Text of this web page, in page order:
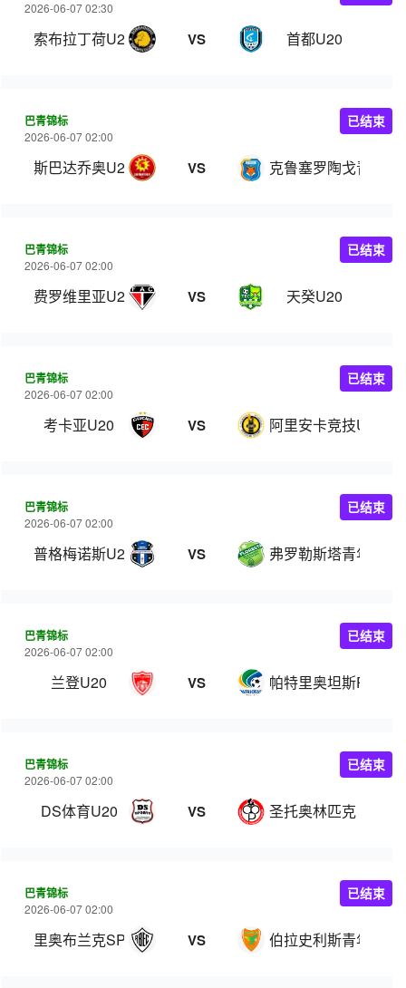
2026-06-07 02:30
索布拉丁荷U20 VS 首都U20
巴青锦标
2026-06-07 02:00
斯巴达乔奥U20 VS 克鲁塞罗陶戈青年队
已结束
巴青锦标
2026-06-07 02:00
费罗维里亚U20 VS 天癸U20
已结束
巴青锦标
2026-06-07 02:00
考卡亚U20 VS 阿里安卡竞技U20
已结束
巴青锦标
2026-06-07 02:00
普格梅诺斯U20 VS 弗罗勒斯塔青年队
已结束
巴青锦标
2026-06-07 02:00
兰登U20 VS 帕特里奥坦斯PR青
已结束
巴青锦标
2026-06-07 02:00
DS体育U20 VS 圣托奥林匹克 U20
已结束
巴青锦标
2026-06-07 02:00
里奥布兰克SP U20 VS 伯拉史利斯青年队
已结束